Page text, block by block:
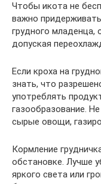
Чтобы икота не
важно
грудного младенца,
допуская
Если кроха на
знать, что
употреблять
газообразование.
сырые овощи,
Кормление
обстановке. Лучше
яркого света или